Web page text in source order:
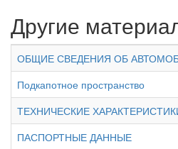
Другие
ОБЩИЕ СВЕДЕНИЯ ОБ
Подкапотное пространство
ТЕХНИЧЕСКИЕ
ПАСПОРТНЫЕ ДАННЫЕ